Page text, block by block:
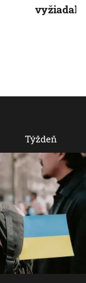
Týždeň
vyžiadali